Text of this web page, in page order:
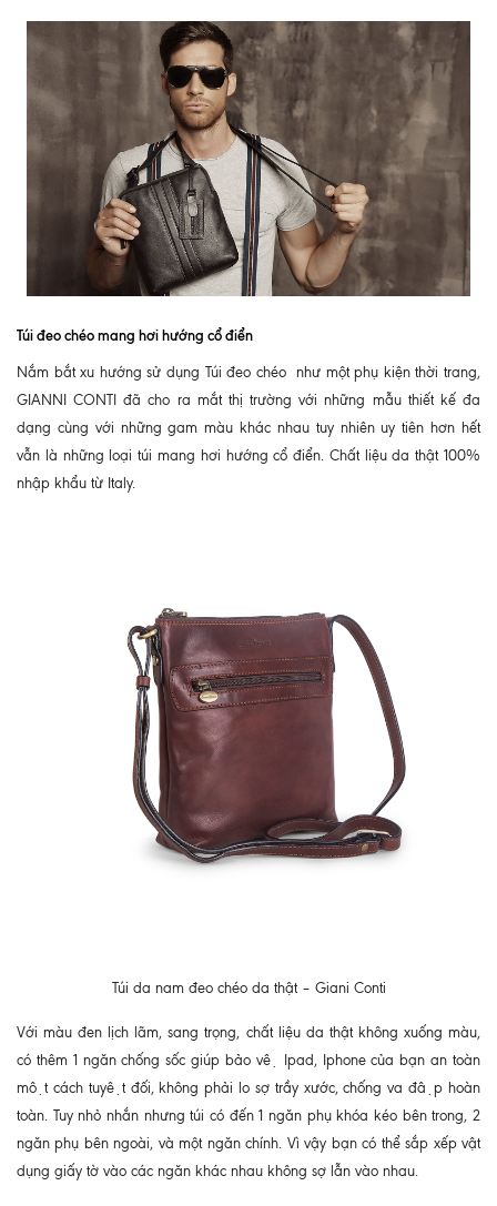
Túi đeo chéo mang hơi hướng cổ điển
Nắm bắt xu hướng sử dụng Túi đeo chéo như một phụ kiện thời trang,
GIANNI CONTI đã cho ra mắt thị trường với những mẫu thiết kế đa
dạng cùng với những gam màu khác nhau tuy nhiên uy tiên hơn hết
vẫn là những loại túi mang hơi hướng cổ điển. Chất liệu da thật 100%
nhập khẩu từ Italy.
Túi da nam đeo chéo da thật – Giani Conti
Với màu đen lịch lãm, sang trọng, chất liệu da thật không xuống màu,
có thêm 1 ngăn chống sốc giúp bảo vệ Ipad, Iphone của bạn an toàn
một cách tuyệt đối, không phải lo sợ trầy xước, chống va đập hoàn
toàn. Tuy nhỏ nhắn nhưng túi có đến 1 ngăn phụ khóa kéo bên trong, 2
ngăn phụ bên ngoài, và một ngăn chính. Vì vậy bạn có thể sắp xếp vật
dụng giấy tờ vào các ngăn khác nhau không sợ lẫn vào nhau.